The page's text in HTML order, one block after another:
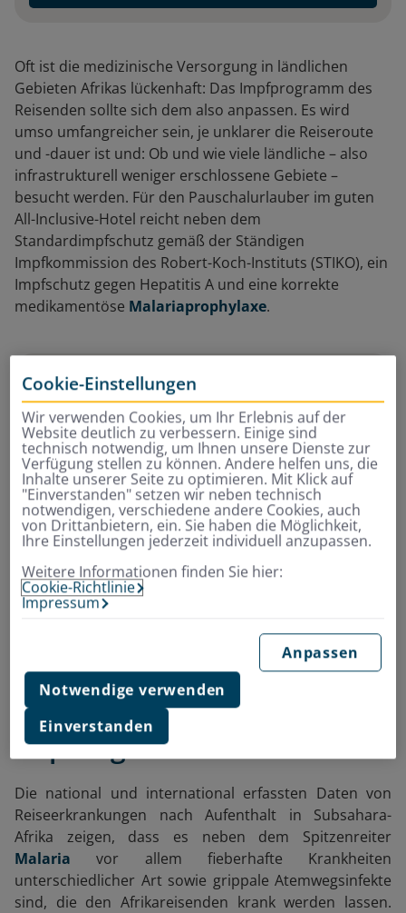
Oft ist die medizinische Versorgung in ländlichen
Gebieten Afrikas lückenhaft: Das Impfprogramm des
Reisenden sollte sich dem also anpassen. Es wird
umso umfangreicher sein, je unklarer die Reiseroute
und -dauer ist und: Ob und wie viele ländliche – also
infrastrukturell weniger erschlossene Gebiete –
besucht werden. Für den Pauschalurlauber im guten
All-Inclusive-Hotel reicht neben dem
Standardimpfschutz gemäß der Ständigen
Impfkommission des Robert-Koch-Instituts (STIKO), ein
Impfschutz gegen Hepatitis A und eine korrekte
medikamentöse Malariaprophylaxe.
Info
Die Ständige Impfkommission (STIKO) ist ein
Zusammenschluss aus Experten am Robert Koch-
Institut. Die Kommission bewertet Impfungen auf
Grundlage wissenschaftlicher und klinischer
Daten und spricht Empfehlungen für Impfschutz
aus.
Welche Erkrankungen
spielen eine Rolle in Afrika
und welche sind durch eine
Impfung vermeidbar?
Die national und international erfassten Daten von
Reiseerkrankungen nach Aufenthalt in Subsahara-
Afrika zeigen, dass es neben dem Spitzenreiter
Malaria vor allem fieberhafte Krankheiten
unterschiedlicher Art sowie grippale Atemwegsinfekte
sind, die den Afrikareisenden krank werden lassen.
Cookie-Einstellungen
Wir verwenden Cookies, um Ihr Erlebnis auf der
Website deutlich zu verbessern. Einige sind
technisch notwendig, um Ihnen unsere Dienste zur
Verfügung stellen zu können. Andere helfen uns, die
Inhalte unserer Seite zu optimieren. Mit Klick auf
"Einverstanden" setzen wir neben technisch
notwendigen, verschiedene andere Cookies, auch
von Drittanbietern, ein. Sie haben die Möglichkeit,
Ihre Einstellungen jederzeit individuell anzupassen.
Weitere Informationen finden Sie hier:
Cookie-Richtlinie
Impressum
Anpassen
Notwendige verwenden
Einverstanden